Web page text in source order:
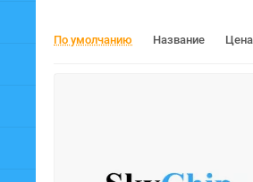
По умолчанию Название Цена